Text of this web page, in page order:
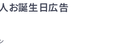
お誕生日広告